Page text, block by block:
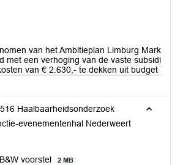
van het Ambitieplan Limburg
met een verhoging van de vaste
van € 2.630,- te dekken uit budget
Haalbaarheidsonderzoek
evenementenhal Nederweert
voorstel
2 MB